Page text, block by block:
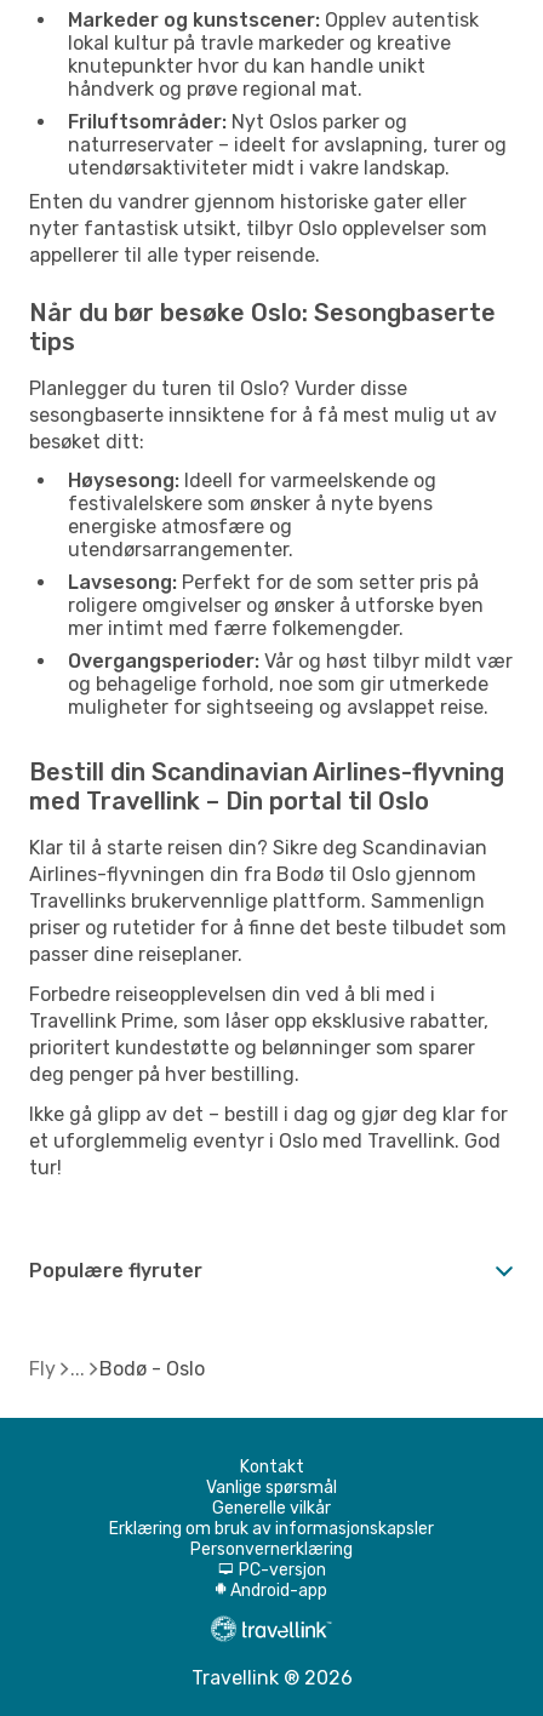
Markeder og kunstscener: Opplev autentisk
lokal kultur på travle markeder og kreative
knutepunkter hvor du kan handle unikt
håndverk og prøve regional mat.
Friluftsområder: Nyt Oslos parker og
naturreservater – ideelt for avslapning, turer og
utendørsaktiviteter midt i vakre landskap.
Enten du vandrer gjennom historiske gater eller
nyter fantastisk utsikt, tilbyr Oslo opplevelser som
appellerer til alle typer reisende.
Når du bør besøke Oslo: Sesongbaserte
tips
Planlegger du turen til Oslo? Vurder disse
sesongbaserte innsiktene for å få mest mulig ut av
besøket ditt:
Høysesong: Ideell for varmeelskende og
festivalelskere som ønsker å nyte byens
energiske atmosfære og
utendørsarrangementer.
Lavsesong: Perfekt for de som setter pris på
roligere omgivelser og ønsker å utforske byen
mer intimt med færre folkemengder.
Overgangsperioder: Vår og høst tilbyr mildt vær
og behagelige forhold, noe som gir utmerkede
muligheter for sightseeing og avslappet reise.
Bestill din Scandinavian Airlines-flyvning
med Travellink – Din portal til Oslo
Klar til å starte reisen din? Sikre deg Scandinavian
Airlines-flyvningen din fra Bodø til Oslo gjennom
Travellinks brukervennlige plattform. Sammenlign
priser og rutetider for å finne det beste tilbudet som
passer dine reiseplaner.
Forbedre reiseopplevelsen din ved å bli med i
Travellink Prime, som låser opp eksklusive rabatter,
prioritert kundestøtte og belønninger som sparer
deg penger på hver bestilling.
Ikke gå glipp av det – bestill i dag og gjør deg klar for
et uforglemmelig eventyr i Oslo med Travellink. God
tur!
Populære flyruter
Fly Bodø - Oslo
Kontakt
Vanlige spørsmål
Generelle vilkår
Erklæring om bruk av informasjonskapsler
Personvernerklæring
d PC-versjon
A Android-app
Travellink ® 2026